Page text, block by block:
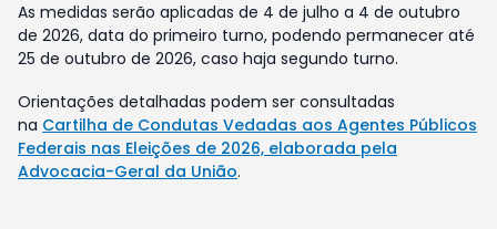
As medidas serão aplicadas de 4 de julho a 4 de outubro
de 2026, data do primeiro turno, podendo permanecer até
25 de outubro de 2026, caso haja segundo turno.
Orientações detalhadas podem ser consultadas
na Cartilha de Condutas Vedadas aos Agentes Públicos
Federais nas Eleições de 2026, elaborada pela
Advocacia-Geral da União.